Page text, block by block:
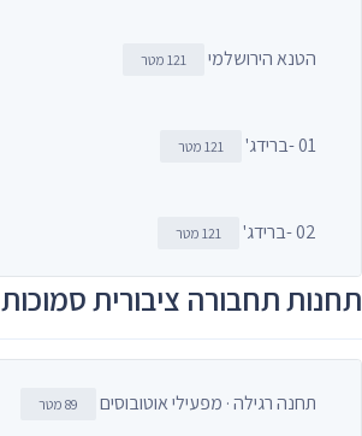
הטנא הירושלמי 121 מטר
01 -ברידג' 121 מטר
02 -ברידג' 121 מטר
תחנות תחבורה ציבורית סמוכות
תחנה רגילה · מפעילי אוטובוסים 89 מטר